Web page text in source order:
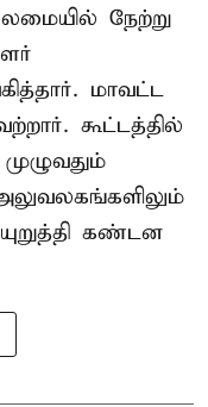
நேற்று
மாவட்ட
கூட்டத்தில்
கண்டன